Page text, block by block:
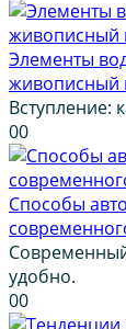
Элементы
живописный
Вступление:
00
Способы
удобно.
00